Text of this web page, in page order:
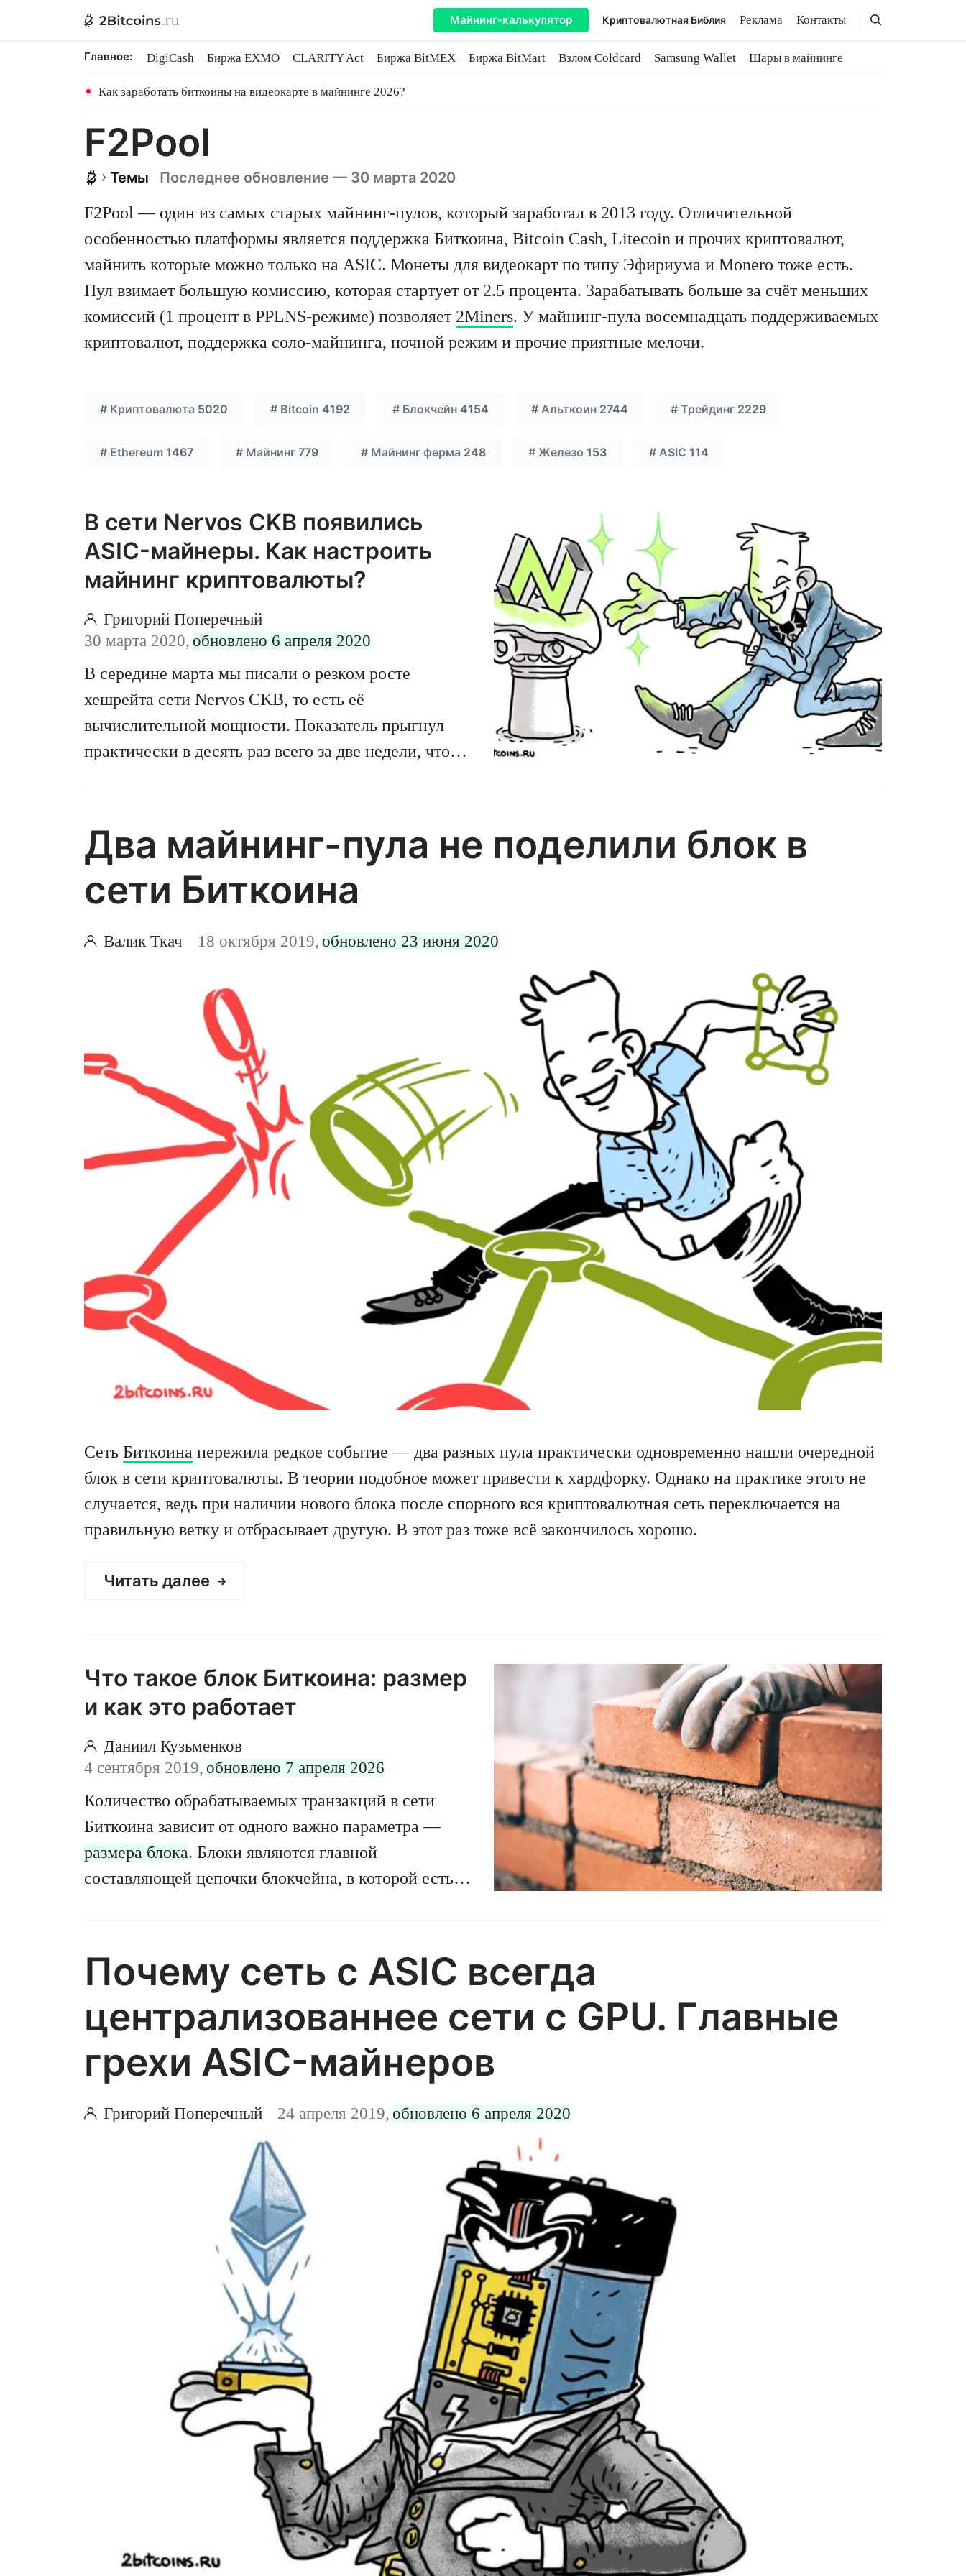
Майнинг-калькулятор Криптовалютная Библия Реклама Контакты Поиск
Поиск
Главное: DigiCash Биржа EXMO CLARITY Act Биржа BitMEX Биржа BitMart Взлом Coldcard Samsung Wallet
Шары в майнинге
Как заработать биткоины на видеокарте в майнинге 2026?
F2Pool
Темы Последнее обновление — 30 марта 2020
F2Pool — один из самых старых майнинг-пулов, который заработал в 2013 году. Отличительной
особенностью платформы является поддержка Биткоина, Bitcoin Cash, Litecoin и прочих криптовалют,
майнить которые можно только на ASIC. Монеты для видеокарт по типу Эфириума и Monero тоже есть.
Пул взимает большую комиссию, которая стартует от 2.5 процента. Зарабатывать больше за счёт меньших
комиссий (1 процент в PPLNS-режиме) позволяет 2Miners. У майнинг-пула восемнадцать поддерживаемых
криптовалют, поддержка соло-майнинга, ночной режим и прочие приятные мелочи.
# Криптовалюта 5020 # Bitcoin 4192 # Блокчейн 4154 # Альткоин 2744 # Трейдинг 2229
# Ethereum 1467 # Майнинг 779 # Майнинг ферма 248 # Железо 153 # ASIC 114
В сети Nervos CKB появились
ASIC-майнеры. Как настроить
майнинг криптовалюты?
Григорий Поперечный
30 марта 2020, обновлено 6 апреля 2020
В середине марта мы писали о резком росте
хешрейта сети Nervos CKB, то есть её
вычислительной мощности. Показатель прыгнул
практически в десять раз всего за две недели, что
Bitmain, которые должны выйти в апреле.
Оказывается, производитель Todek сумел
переиграть гиганта Битмейн, и его асики Toddminer
C1 уже майнят CKB. Рассказываем, как правильно
настроить подобные устройства.
Два майнинг-пула не поделили блок в
сети Биткоина
Валик Ткач 18 октября 2019, обновлено 23 июня 2020
Сеть Биткоина пережила редкое событие — два разных пула практически одновременно нашли очередной
блок в сети криптовалюты. В теории подобное может привести к хардфорку. Однако на практике этого не
случается, ведь при наличии нового блока после спорного вся криптовалютная сеть переключается на
правильную ветку и отбрасывает другую. В этот раз тоже всё закончилось хорошо.
Читать далее
Что такое блок Биткоина: размер
и как это работает
Даниил Кузьменков
4 сентября 2019, обновлено 7 апреля 2026
Количество обрабатываемых транзакций в сети
Биткоина зависит от одного важно параметра —
размера блока. Блоки являются главной
составляющей цепочки блокчейна, в которой есть
были заданы ещё анонимным создателем
криптовалютыСатоши Накамото
, дебаты о
целесообразности ограничений об их размере не
утихают даже сегодня.
Почему сеть с ASIC всегда
централизованнее сети с GPU. Главные
грехи ASIC-майнеров
Григорий Поперечный 24 апреля 2019, обновлено 6 апреля 2020